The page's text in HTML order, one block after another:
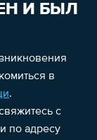
И БЫЛ
в
.
с
по адресу